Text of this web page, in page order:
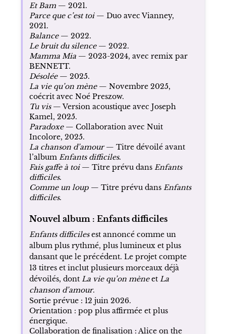
Et Bam— 2021.
Parce que c’est toi— Duo avec Vianney,
2021.
Balance— 2022.
Le bruit du silence— 2022.
Mamma Mia— 2023-2024, avec remix par
BENNETT.
Désolée— 2025.
La vie qu’on mène— Novembre 2025,
coécrit avec Noé Preszow.
Tu vis— Version acoustique avec Joseph
Kamel, 2025.
Paradoxe— Collaboration avec Nuit
Incolore, 2025.
La chanson d’amour— Titre dévoilé avant
l’album Enfants difficiles.
Fais gaffe à toi— Titre prévu dans Enfants
difficiles.
Comme un loup— Titre prévu dans Enfants
difficiles.
Nouvel album : Enfants difficiles
Enfants difficilesest annoncé comme un
album plus rythmé, plus lumineux et plus
dansant que le précédent. Le projet compte
13 titres et inclut plusieurs morceaux déjà
dévoilés, dont La vie qu’on mèneet La
chanson d’amour.
Sortie prévue : 12 juin 2026.
Orientation : pop plus affirmée et plus
énergique.
Collaboration de finalisation : Alice on the